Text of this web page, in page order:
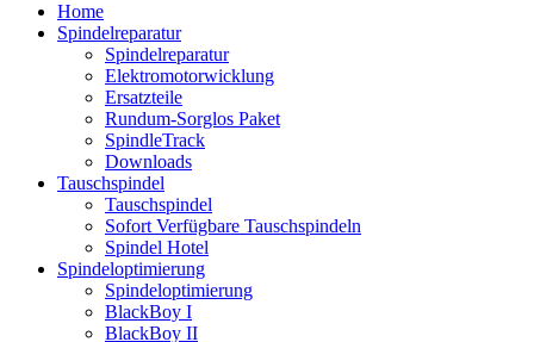
Home
Spindelreparatur
Spindelreparatur
Elektromotorwicklung
Ersatzteile
Rundum-Sorglos Paket
SpindleTrack
Downloads
Tauschspindel
Tauschspindel
Sofort Verfügbare Tauschspindeln
Spindel Hotel
Spindeloptimierung
Spindeloptimierung
BlackBoy I
BlackBoy II